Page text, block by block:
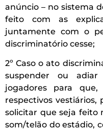
anúncio – no sistema
feito com as
juntamente com o
discriminatório cesse;
2º Caso o ato
suspender ou
jogadores para que,
respectivos vestiários,
solicitar que seja feito
som/telão do estádio,